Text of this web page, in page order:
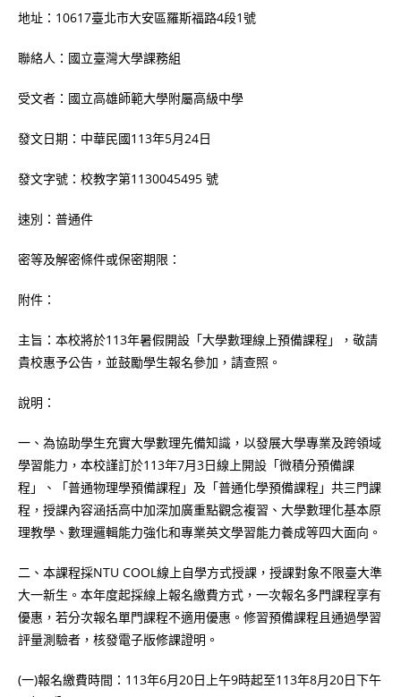
地址：10617臺北市大安區羅斯福路4段1號
聯絡人：國立臺灣大學課務組
受文者：國立高雄師範大學附屬高級中學
發文日期：中華民國113年5月24日
發文字號：校教字第1130045495 號
速別：普通件
密等及解密條件或保密期限：
附件：
主旨：本校將於113年暑假開設「大學數理線上預備課程」，敬請
貴校惠予公告，並鼓勵學生報名參加，請查照。
說明：
一、為協助學生充實大學數理先備知識，以發展大學專業及跨領域
學習能力，本校謹訂於113年7月3日線上開設「微積分預備課
程」、「普通物理學預備課程」及「普通化學預備課程」共三門課
程，授課內容涵括高中加深加廣重點觀念複習、大學數理化基本原
理教學、數理邏輯能力強化和專業英文學習能力養成等四大面向。
二、本課程採NTU COOL線上自學方式授課，授課對象不限臺大準
大一新生。本年度起採線上報名繳費方式，一次報名多門課程享有
優惠，若分次報名單門課程不適用優惠。修習預備課程且通過學習
評量測驗者，核發電子版修課證明。
(一)報名繳費時間：113年6月20日上午9時起至113年8月20日下午